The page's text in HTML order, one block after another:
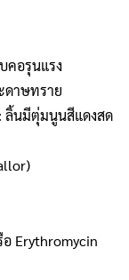
คอรุนแรง
ดาษทราย
ลิ้นมีตุ่มนูนสีแดงสด
Erythromycin